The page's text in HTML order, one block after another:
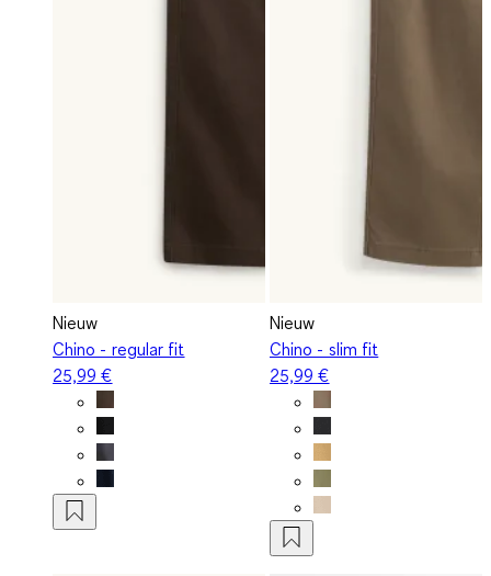
Nieuw
Chino - regular fit
25,99 €
Nieuw
Chino - slim fit
25,99 €